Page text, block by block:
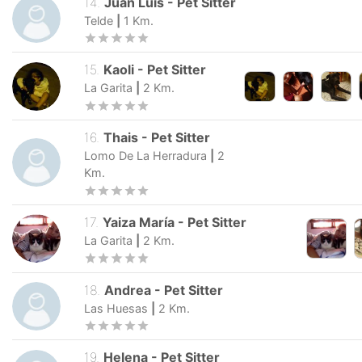
Telde 1 Km.
15. Kaoli - Pet Sitter
La Garita 2 Km.
16. Thais - Pet Sitter
Lomo De La Herradura
2
Km.
17. Yaiza María - Pet Sitter
La Garita 2 Km.
18 Andrea - Pet Sitter
Las Huesas 2 Km.
19. Helena - Pet Sitter